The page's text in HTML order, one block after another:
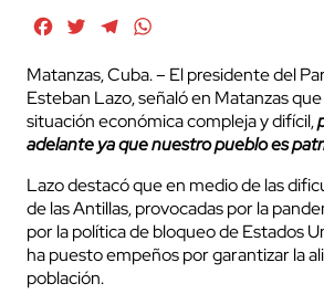
FacebookTwitterTelegram
Matanzas, Cuba. – El presidente del
Esteban Lazo, señaló en Matanzas
situación económica compleja y difícil,
adelante ya que nuestro pueblo es
Lazo destacó que en medio de las
de las Antillas, provocadas por la
por la política de bloqueo de Estados
ha puesto empeños por garantizar la
población.